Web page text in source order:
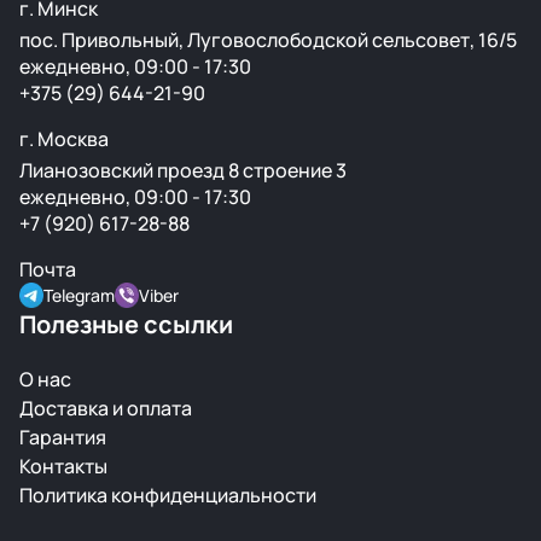
г. Минск
пос. Привольный, Луговослободской сельсовет, 16/5
ежедневно, 09:00 - 17:30
+375 (29) 644-21-90
г. Москва
Лианозовский проезд 8 строение 3
ежедневно, 09:00 - 17:30
+7 (920) 617-28-88
Почта
Telegram Viber
Полезные ссылки
О нас
Доставка и оплата
Гарантия
Контакты
Политика конфиденциальности